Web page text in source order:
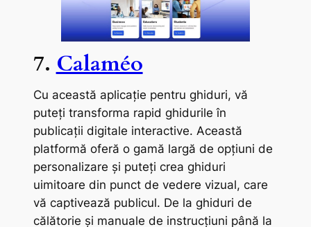
7. Calaméo
Cu această aplicație pentru ghiduri, vă
puteți transforma rapid ghidurile în
publicații digitale interactive. Această
platformă oferă o gamă largă de opțiuni de
personalizare și puteți crea ghiduri
uimitoare din punct de vedere vizual, care
vă captivează publicul. De la ghiduri de
călătorie și manuale de instrucțiuni până la